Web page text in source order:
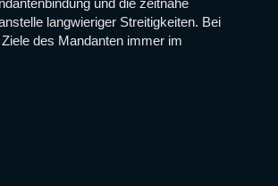
und die zeitnahe
langwieriger Streitigkeiten. Bei
des Mandanten immer im